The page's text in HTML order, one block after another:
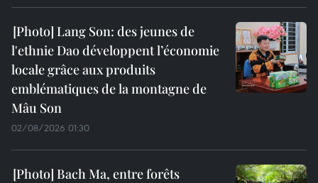
Lang Son: des jeunes de
l'ethnie Dao développent l’économie
locale grâce aux produits
emblématiques de la montagne de
Mâu Son
02/08/2026 01:30
Bach Ma, entre forêts